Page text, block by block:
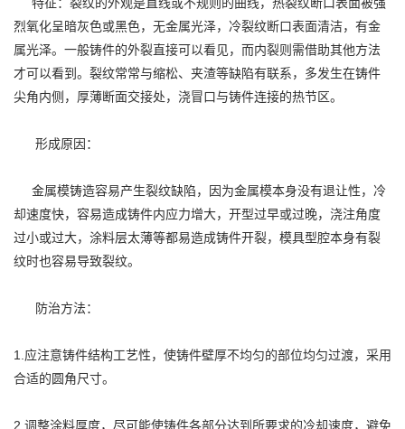
烈氧化呈暗灰色或黑色，无金属光泽，冷裂纹断口表面清洁，有金
属光泽。一般铸件的外裂直接可以看见，而内裂则需借助其他方法
才可以看到。裂纹常常与缩松、夹渣等缺陷有联系，多发生在铸件
尖角内侧，厚薄断面交接处，浇冒口与铸件连接的热节区。
形成原因：
金属模铸造容易产生裂纹缺陷，因为金属模本身没有退让性，冷
却速度快，容易造成铸件内应力增大，开型过早或过晚，浇注角度
过小或过大，涂料层太薄等都易造成铸件开裂，模具型腔本身有裂
纹时也容易导致裂纹。
防治方法：
1.应注意铸件结构工艺性，使铸件壁厚不均匀的部位均匀过渡，采用
合适的圆角尺寸。
2.调整涂料厚度，尽可能使铸件各部分达到所要求的冷却速度，避免